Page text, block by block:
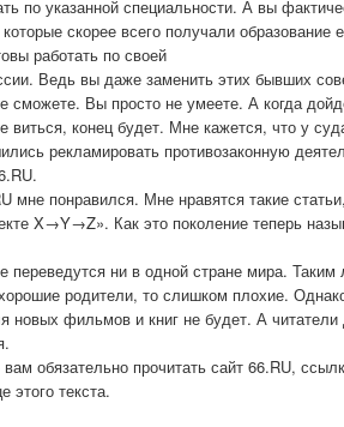
по указанной специальности. А вы
скорее всего получали
работать по своей
Ведь вы даже заменить этих бывших
сможете. Вы просто не умеете. А когда
виться, конец будет. Мне кажется, что у
рекламировать противозаконную
мне понравился. Мне нравятся такие
X→Y→Z». Как это поколение теперь
переведутся ни в одной стране мира.
родители, то слишком плохие.
новых фильмов и книг не будет. А читатели
обязательно прочитать сайт 66.RU,
этого текста.